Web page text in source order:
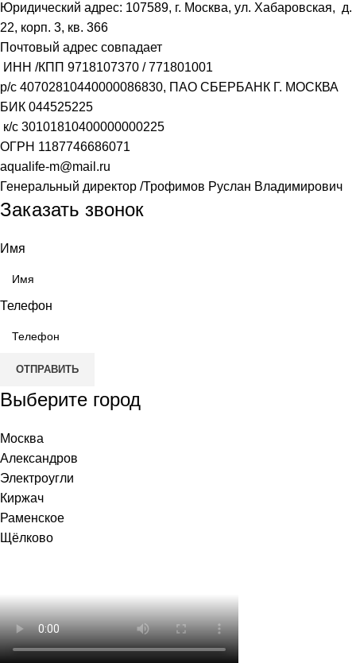
Юридический адрес: 107589, г. Москва, ул. Хабаровская, д.
22, корп. 3, кв. 366
Почтовый адрес совпадает
ИНН /КПП 9718107370 /771801001
р/с 40702810440000086830, ПАО СБЕРБАНК Г. МОСКВА
БИК 044525225
к/с 30101810400000000225
ОГРН 1187746686071
aqualife-m@mail.ru
Генеральный директор /Трофимов Руслан Владимирович
Заказать звонок
Имя
Телефон
ОТПРАВИТЬ
Выберите город
Москва
Александров
Электроугли
Киржач
Раменское
Щёлково